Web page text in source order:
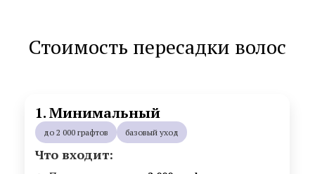
Стоимость пересадки волос
1. Минимальный
до 2 000 графтов базовый уход
Что входит: